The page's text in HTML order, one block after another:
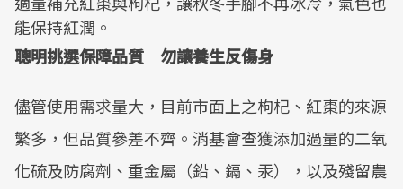
能保持紅潤。
聰明挑選保障品質 勿讓養生反傷身
儘管使用需求量大，目前市面上之枸杞、紅棗的來源
繁多，但品質參差不齊。消基會查獲添加過量的二氧
化硫及防腐劑、重金屬（鉛、鎘、汞），以及殘留農